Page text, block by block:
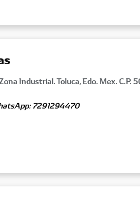
Industrial. Toluca, Edo. Mex. C.P.
7291294470